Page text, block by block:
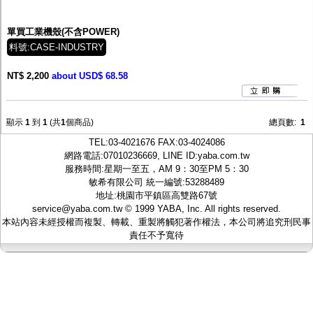
視訊轉換設備
雙絞線傳輸器
雜訊改善器
網路線用水晶頭
線頭.插座.延長線.HDMI線
集線盒.防水盒.配線盒
偽裝嚇阻假監視器. 警示防盜貼紙
行車紀錄器.車用插座配件
客訂商品
單買工業機殼(不含POWER)
料號:CASE-INDUSTRY
NT$ 2,200 about USD$ 68.58
顯示 1 到 1 (共1個商品) 總頁數: 1
TEL:03-4021676FAX:03-4024086
網路電話:07010236669, LINE ID:yaba.com.tw
服務時間:星期一至五，AM 9：30至PM 5：30
敏希有限公司 統一編號:53288489
地址:桃園市平鎮區高雙路67號
service@yaba.com.tw© 1999 YABA, Inc. All rights reserved.
本站內容未經授權而複製、轉載、重製將觸犯著作權法，本公司將追究刑民事
責任不予寬待